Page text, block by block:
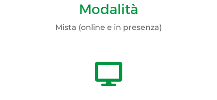
Modalità
Mista (online e in presenza)
